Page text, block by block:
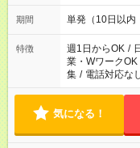
期間 単発（10日以内
特徴 週1日からOK /
業・WワークOK
集 / 電話対応な
気になる！